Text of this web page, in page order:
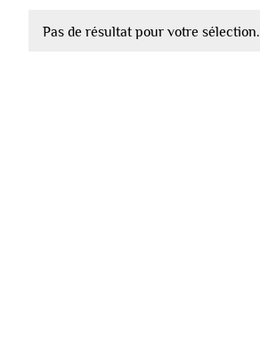
Pas de résultat pour votre sélection.